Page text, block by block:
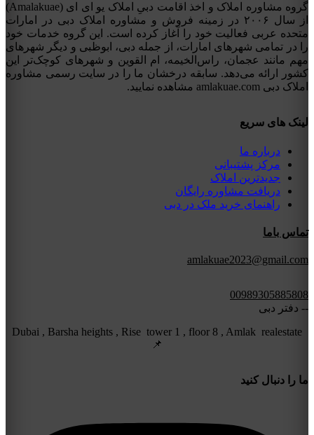
گروه مشاوره املاک و اخذ اقامت دبیِ املاک یو ای ای (Amalakuae)
از سال ۲۰۰۶ در زمینه فروش و مشاوره املاک دبی در امارات
متحده عربی فعالیت خود را آغاز کرده است. این گروه خدمات خود
را در تمامی شهرهای امارات، از جمله دبی، ابوظبی و دیگر شهرهای
مهم مانند عجمان، راس‌الخیمه، ام القوین و شهرهای کوچک‌تر این
کشور ارائه می‌دهد. سابقه درخشان ما را در سایت رسمی مشاوره
املاک دبی amlakuae.com مشاهده نمایید.
لینک های سریع
درباره ما
مرکز پشتیبانی
جدیدترین املاک
دریافت مشاوره رایگان
راهنمای خرید ملک در دبی
تماس باما
amlakuae2023@gmail.com
00989305885808
-- دفتر دبی
Dubai , Barsha heights , Rise tower 1 , floor 8 , Amlak realestate
📌
ما را دنبال کنید